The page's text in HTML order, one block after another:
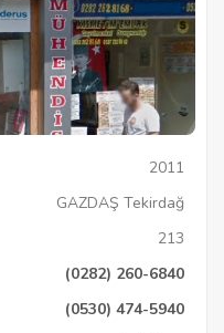
2011
GAZDAŞ Tekirdağ
213
(0282) 260-6840
(0530) 474-5940